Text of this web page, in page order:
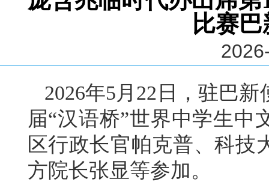
比赛
2026年5月22日，驻巴
届“汉语桥”世界中学生中
区行政长官帕克普、科技
方院长张显等参加。